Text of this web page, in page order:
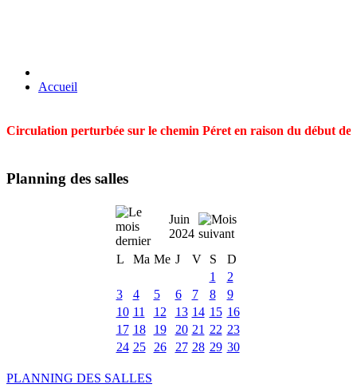
Accueil
Circulation perturbée sur le chemin Péret en raison du début
Planning des salles
Juin
2024
L
Ma Me J V S
D
1
2
3
4 5 6 7 8
9
10 11 12 13 14 15 16
17 18 19 20 21 22 23
24 25 26 27 28 29 30
PLANNING DES SALLES